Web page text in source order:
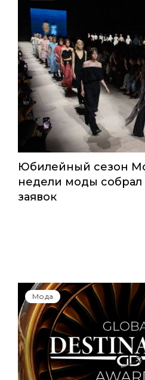
Юбилейный сезон
недели моды
заявок
Мода